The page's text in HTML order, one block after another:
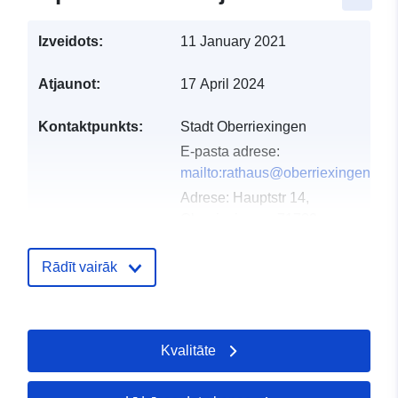
Izveidots: 11 January 2021
Atjaunot: 17 April 2024
Kontaktpunkts:
Stadt Oberriexingen
E-pasta adrese:
mailto:rathaus@oberriexingen.de
Adrese: Hauptstr 14,
Kataloga
Pievienots data.europa.eu: 23
2026
Jaunākā informācija par
Rādīt vairāk
Kvalitāte